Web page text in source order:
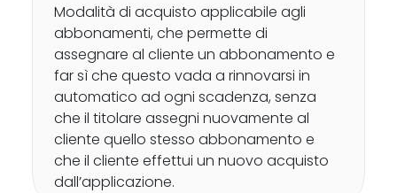
Modalità di acquisto applicabile agli
abbonamenti, che permette di
assegnare al cliente un abbonamento e
far sì che questo vada a rinnovarsi in
automatico ad ogni scadenza, senza
che il titolare assegni nuovamente al
cliente quello stesso abbonamento e
che il cliente effettui un nuovo acquisto
dall’applicazione.